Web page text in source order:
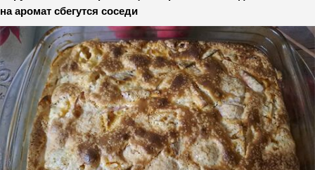
на аромат сбегутся соседи